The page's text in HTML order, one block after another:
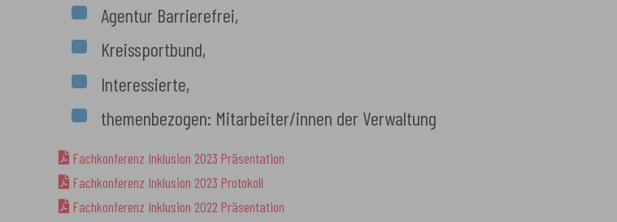
Agentur Barrierefrei,
Kreissportbund,
Interessierte,
themenbezogen: Mitarbeiter/innen der Verwaltung
Fachkonferenz Inklusion 2023 Präsentation
Fachkonferenz Inklusion 2023 Protokoll
Fachkonferenz Inklusion 2022 Präsentation